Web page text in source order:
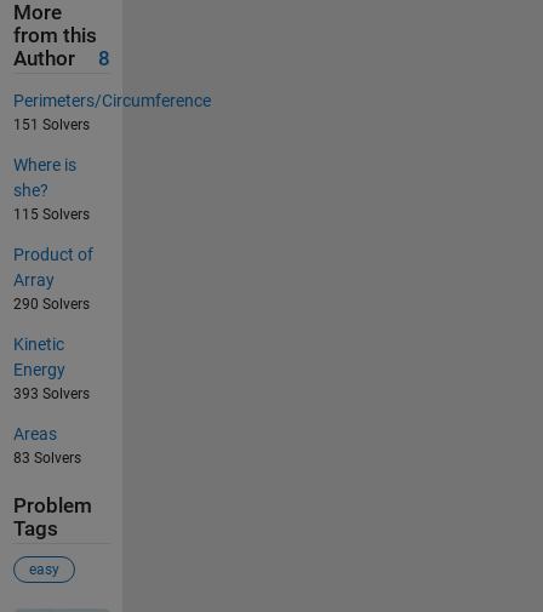
More
from this
Author
8
Perimeters/Circumference
151 Solvers
Where is
she?
115 Solvers
Product of
Array
290 Solvers
Kinetic
Energy
393 Solvers
Areas
83 Solvers
Problem
Tags
easy